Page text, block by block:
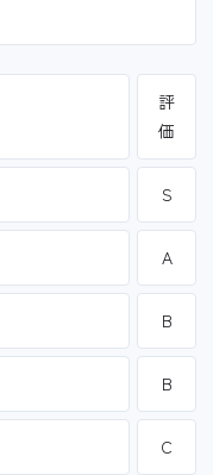
評
価
S
A
B
B
C